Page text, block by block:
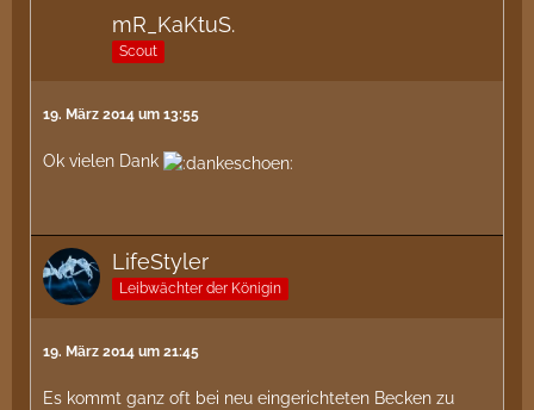
mR_KaKtuS.
Scout
19. März 2014 um 13:55
Ok vielen Dank
LifeStyler
Leibwächter der Königin
19. März 2014 um 21:45
Es kommt ganz oft bei neu eingerichteten Becken zu